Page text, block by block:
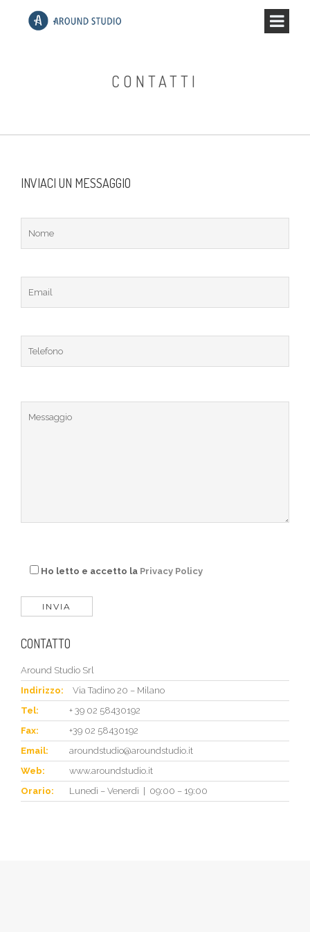
CONTATTI
INVIACI UN MESSAGGIO
Ho letto e accetto la Privacy Policy
CONTATTO
Around Studio Srl
Indirizzo:
Via Tadino 20 – Milano
Tel:
+ 39 02 58430192
Fax:
+39 02 58430192
Email:
aroundstudio@aroundstudio.it
Web:
www.aroundstudio.it
Orario:
Lunedì – Venerdì | 09:00 – 19:00